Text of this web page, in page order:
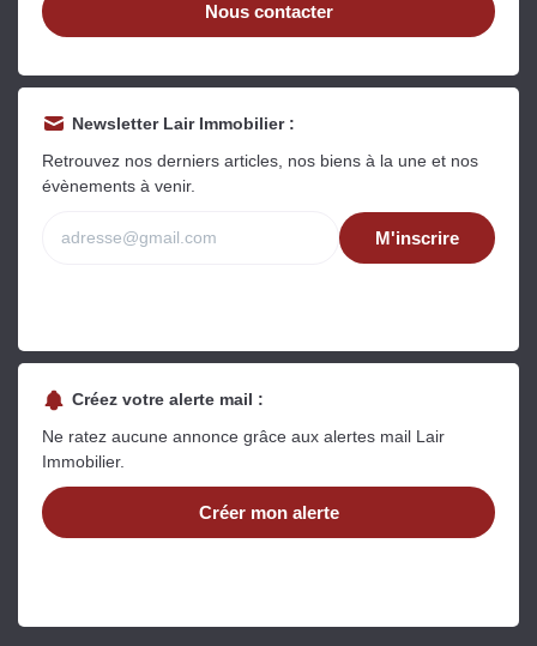
Nous contacter
Newsletter Lair Immobilier :
Retrouvez nos derniers articles, nos biens à la une et nos
évènements à venir.
M'inscrire
Créez votre alerte mail :
Ne ratez aucune annonce grâce aux alertes mail Lair
Immobilier.
Créer mon alerte